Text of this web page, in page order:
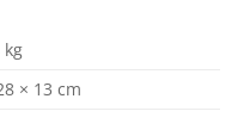
kg
× 13 cm